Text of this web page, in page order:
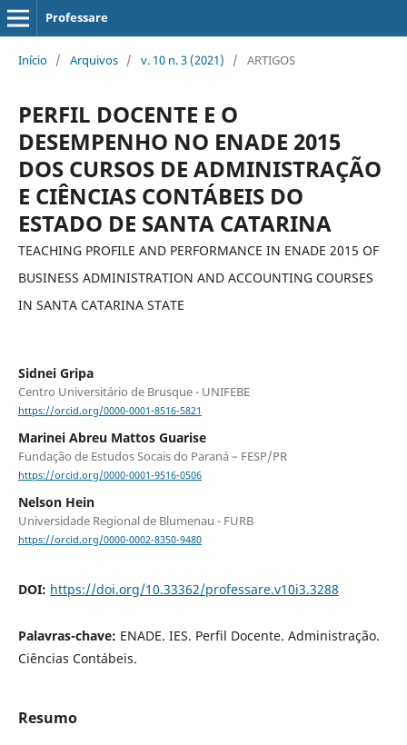
Professare
Início / Arquivos / v. 10 n. 3 (2021) / ARTIGOS
PERFIL DOCENTE E O
DESEMPENHO NO ENADE 2015
DOS CURSOS DE ADMINISTRAÇÃO
E CIÊNCIAS CONTÁBEIS DO
ESTADO DE SANTA CATARINA
TEACHING PROFILE AND PERFORMANCE IN ENADE 2015 OF
BUSINESS ADMINISTRATION AND ACCOUNTING COURSES
IN SANTA CATARINA STATE
Sidnei Gripa
Centro Universitário de Brusque - UNIFEBE
https://orcid.org/0000-0001-8516-5821
Marinei Abreu Mattos Guarise
Fundação de Estudos Socais do Paraná – FESP/PR
https://orcid.org/0000-0001-9516-0506
Nelson Hein
Universidade Regional de Blumenau - FURB
https://orcid.org/0000-0002-8350-9480
DOI: https://doi.org/10.33362/professare.v10i3.3288
Palavras-chave: ENADE. IES. Perfil Docente. Administração.
Ciências Contábeis.
Resumo